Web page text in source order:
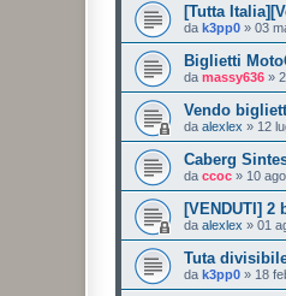
[Tutta
da k3pp0 » 03
Biglietti
da massy636 »
Vendo
da alexlex » 12
Caberg
da ccoc » 10
[VENDUTI]
da alexlex » 01
Tuta
da k3pp0 » 18